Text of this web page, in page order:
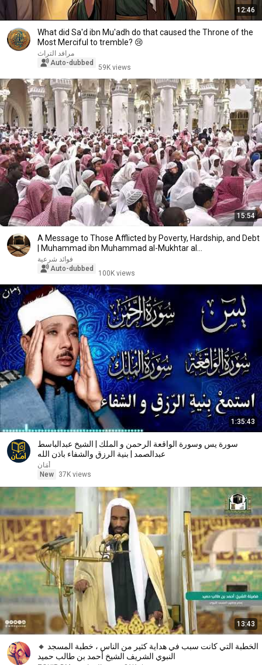
12:46
What did Sa'd ibn Mu'adh do that caused the Throne of the
Most Merciful to tremble? 😢
مرافد التراث
Auto-dubbed
59K views
15:54
A Message to Those Afflicted by Poverty, Hardship, and Debt
| Muhammad ibn Muhammad al-Mukhtar al...
فوائد شرعية
Auto-dubbed
100K views
1:35:43
سورة يس وسورة الواقعة الرحمن و الملك | الشيخ عبدالباسط
عبدالصمد | بنية الرزق والشفاء باذن الله
أمَان
New
37K views
13:43
🔸 الخطبة التي كانت سبب في هداية كثير من الناس ، خطبة المسجد
النبوي الشريف الشيخ أحمد بن طالب حميد